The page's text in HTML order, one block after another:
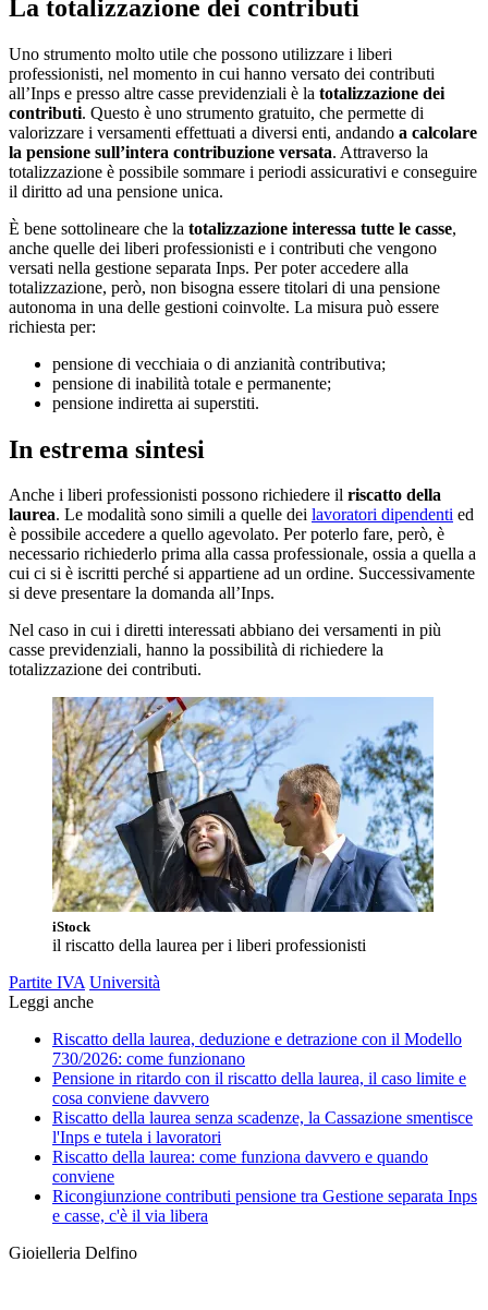
La totalizzazione dei contributi
Uno strumento molto utile che possono utilizzare i liberi
professionisti, nel momento in cui hanno versato dei contributi
all’Inps e presso altre casse previdenziali è la totalizzazione dei
contributi. Questo è uno strumento gratuito, che permette di
valorizzare i versamenti effettuati a diversi enti, andando a calcolare
la pensione sull’intera contribuzione versata. Attraverso la
totalizzazione è possibile sommare i periodi assicurativi e conseguire
il diritto ad una pensione unica.
È bene sottolineare che la totalizzazione interessa tutte le casse,
anche quelle dei liberi professionisti e i contributi che vengono
versati nella gestione separata Inps. Per poter accedere alla
totalizzazione, però, non bisogna essere titolari di una pensione
autonoma in una delle gestioni coinvolte. La misura può essere
richiesta per:
pensione di vecchiaia o di anzianità contributiva;
pensione di inabilità totale e permanente;
pensione indiretta ai superstiti.
In estrema sintesi
Anche i liberi professionisti possono richiedere il riscatto della
laurea. Le modalità sono simili a quelle dei lavoratori dipendenti ed
è possibile accedere a quello agevolato. Per poterlo fare, però, è
necessario richiederlo prima alla cassa professionale, ossia a quella a
cui ci si è iscritti perché si appartiene ad un ordine. Successivamente
si deve presentare la domanda all’Inps.
Nel caso in cui i diretti interessati abbiano dei versamenti in più
casse previdenziali, hanno la possibilità di richiedere la
totalizzazione dei contributi.
iStock
il riscatto della laurea per i liberi professionisti
Partite IVA Università
Leggi anche
Riscatto della laurea, deduzione e detrazione con il Modello
730/2026: come funzionano
Pensione in ritardo con il riscatto della laurea, il caso limite e
cosa conviene davvero
Riscatto della laurea senza scadenze, la Cassazione smentisce
l'Inps e tutela i lavoratori
Riscatto della laurea: come funziona davvero e quando
conviene
Ricongiunzione contributi pensione tra Gestione separata Inps
e casse, c'è il via libera
Gioielleria Delfino